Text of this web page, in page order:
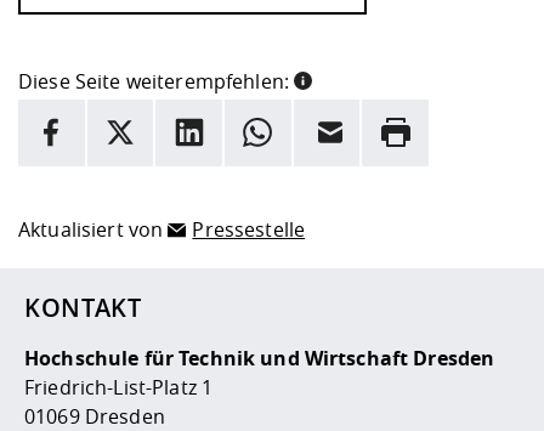
Diese Seite weiterempfehlen:
INFORMATION
Facebook
X LinkedInWhatsappE-Mail Drucken
Aktualisiert von Pressestelle
KONTAKT
Hochschule für Technik und Wirtschaft Dresden
Friedrich-List-Platz 1
01069 Dresden